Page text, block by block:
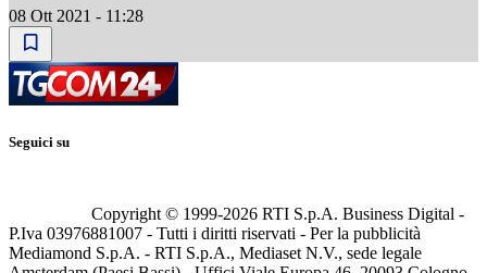
08 Ott 2021 - 11:28
Seguici su
Copyright © 1999-2026 RTI S.p.A. Business Digital -
P.Iva 03976881007 - Tutti i diritti riservati - Per la pubblicità
Mediamond S.p.A. - RTI S.p.A., Mediaset N.V., sede legale